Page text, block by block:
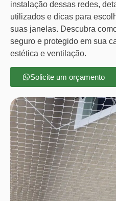
instalação dessas redes,
utilizados e dicas para
suas janelas. Descubra
seguro e protegido em sua
estética e ventilação.
Solicite um orçamento